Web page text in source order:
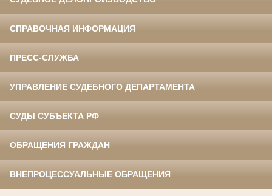
СПРАВОЧНАЯ ИНФОРМАЦИЯ
ПРЕСС-СЛУЖБА
УПРАВЛЕНИЕ СУДЕБНОГО ДЕПАРТАМЕНТА
СУДЫ СУБЪЕКТА РФ
ОБРАЩЕНИЯ ГРАЖДАН
ВНЕПРОЦЕССУАЛЬНЫЕ ОБРАЩЕНИЯ